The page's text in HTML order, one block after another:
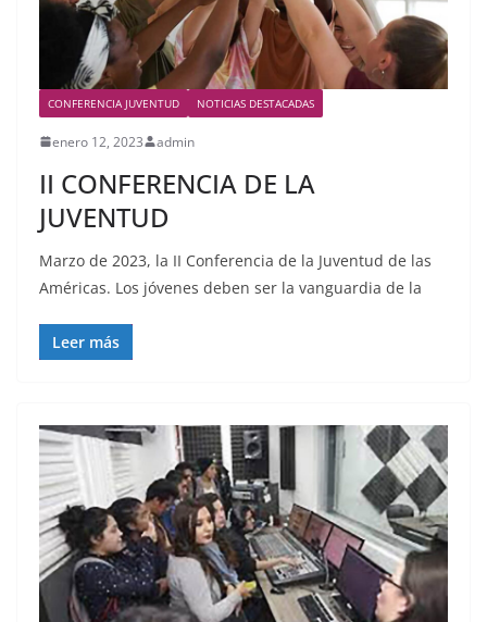
CONFERENCIA JUVENTUD NOTICIAS DESTACADAS
enero 12, 2023 admin
II CONFERENCIA DE LA
JUVENTUD
Marzo de 2023, la II Conferencia de la Juventud de las
Américas. Los jóvenes deben ser la vanguardia de la
Leer más